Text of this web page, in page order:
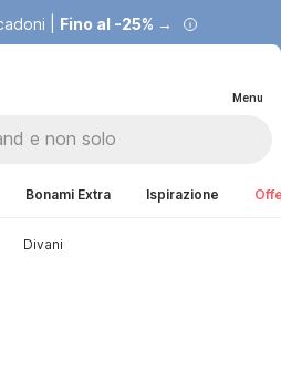
| Fino al -25% →
Menu
Bonami Extra Ispirazione
Divani